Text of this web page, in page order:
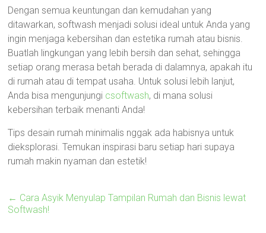
Dengan semua keuntungan dan kemudahan yang
ditawarkan, softwash menjadi solusi ideal untuk Anda yang
ingin menjaga kebersihan dan estetika rumah atau bisnis.
Buatlah lingkungan yang lebih bersih dan sehat, sehingga
setiap orang merasa betah berada di dalamnya, apakah itu
di rumah atau di tempat usaha. Untuk solusi lebih lanjut,
Anda bisa mengunjungi csoftwash, di mana solusi
kebersihan terbaik menanti Anda!
Tips desain rumah minimalis nggak ada habisnya untuk
dieksplorasi. Temukan inspirasi baru setiap hari supaya
rumah makin nyaman dan estetik!
← Cara Asyik Menyulap Tampilan Rumah dan Bisnis lewat
Softwash!